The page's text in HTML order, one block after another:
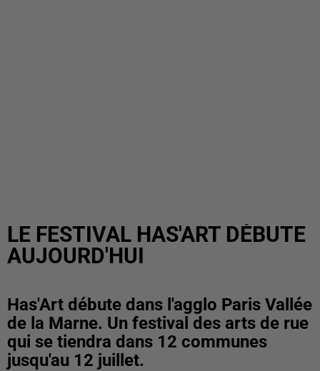
LE FESTIVAL HAS'ART DÉBUTE
AUJOURD'HUI
Has'Art débute dans l'agglo Paris Vallée
de la Marne. Un festival des arts de rue
qui se tiendra dans 12 communes
jusqu'au 12 juillet.